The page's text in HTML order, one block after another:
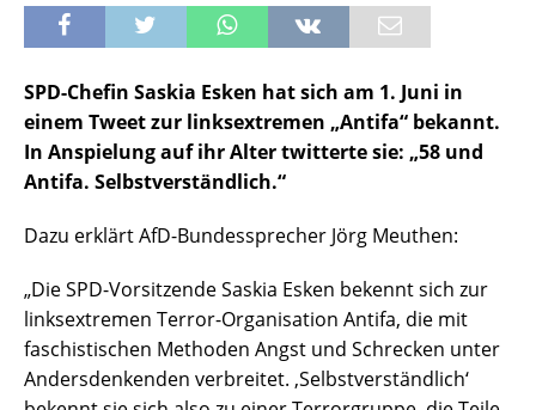
SPD-Chefin Saskia Esken hat sich am 1. Juni in
einem Tweet zur linksextremen „Antifa“ bekannt.
In Anspielung auf ihr Alter twitterte sie: „58 und
Antifa. Selbstverständlich.“
Dazu erklärt AfD-Bundessprecher Jörg Meuthen:
„Die SPD-Vorsitzende Saskia Esken bekennt sich zur
linksextremen Terror-Organisation Antifa, die mit
faschistischen Methoden Angst und Schrecken unter
Andersdenkenden verbreitet. ‚Selbstverständlich‘